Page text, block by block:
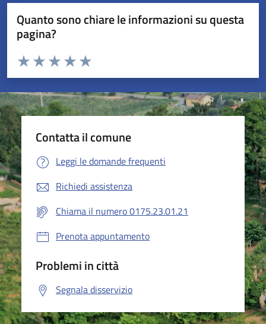
Quanto sono chiare le informazioni su questa
pagina?
Valuta da 1 a 5 stelle la pagina
Valuta 5 stelle su 5
Valuta 4 stelle su 5
Valuta 3 stelle su 5
Valuta 2 stelle su 5
Valuta 1 stelle su 5
Contatta il comune
Leggi le domande frequenti
Richiedi assistenza
Chiama il numero 0175.23.01.21
Prenota appuntamento
Problemi in città
Segnala disservizio